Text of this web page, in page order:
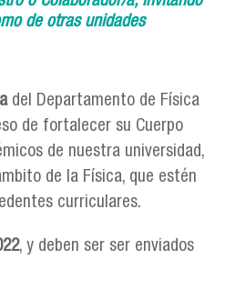
de otras unidades
del Departamento de Física
de fortalecer su Cuerpo
de nuestra universidad,
de la Física, que estén
curriculares.
, y deben ser ser enviados